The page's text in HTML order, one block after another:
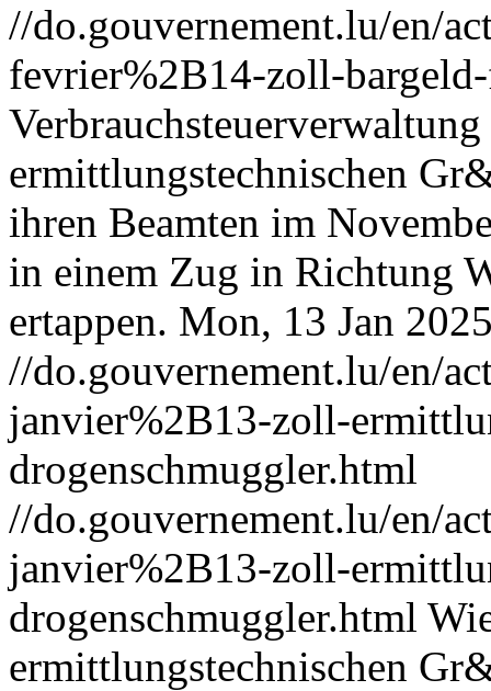
//do.gouvernement.lu/en/
fevrier%2B14-zoll-
ermittlungstechnischen
ihren Beamten im
in einem Zug in Richtung
ertappen. Mon, 13 Jan
//do.gouvernement.lu/en/
janvier%2B13-zoll-
drogenschmuggler.html
//do.gouvernement.lu/en/
janvier%2B13-zoll-
drogenschmuggler.html
ermittlungstechnischen